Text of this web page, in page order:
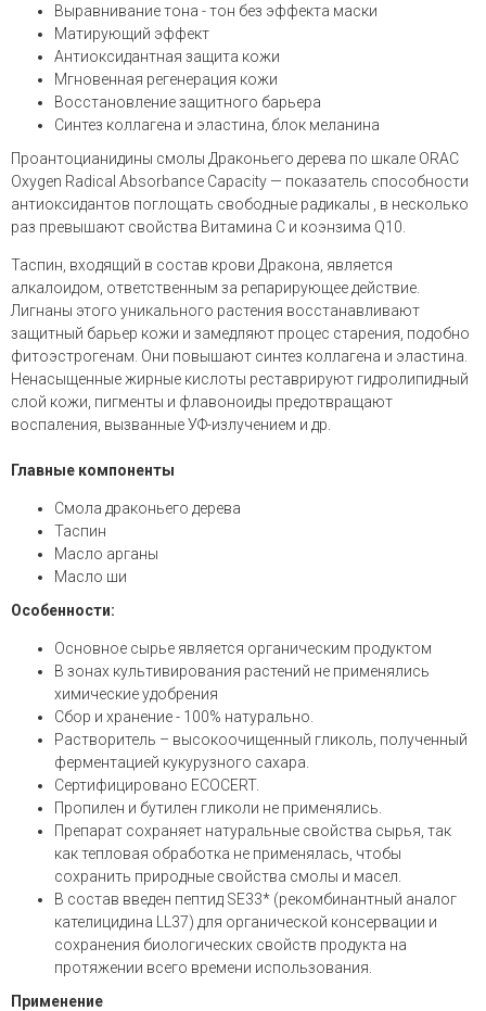
Выравнивание тона - тон без эффекта маски
Матирующий эффект
Антиоксидантная защита кожи
Мгновенная регенерация кожи
Восстановление защитного барьера
Синтез коллагена и эластина, блок меланина
Проантоцианидины смолы Драконьего дерева по шкале ORAC
Oxygen Radical Absorbance Capacity — показатель способности
антиоксидантов поглощать свободные радикалы , в несколько
раз превышают свойства Витамина С и коэнзима Q10.
Таспин, входящий в состав крови Дракона, является
алкалоидом, ответственным за репарирующее действие.
Лигнаны этого уникального растения восстанавливают
защитный барьер кожи и замедляют процес старения, подобно
фитоэстрогенам. Они повышают синтез коллагена и эластина.
Ненасыщенные жирные кислоты реставрируют гидролипидный
слой кожи, пигменты и флавоноиды предотвращают
воспаления, вызванные УФ-излучением и др.
Главные компоненты
Смола драконьего дерева
Таспин
Масло арганы
Масло ши
Особенности:
Основное сырье является органическим продуктом
В зонах культивирования растений не применялись
химические удобрения
Сбор и хранение - 100% натурально.
Растворитель – высокоочищенный гликоль, полученный
ферментацией кукурузного сахара.
Сертифицировано ECOCERT.
Пропилен и бутилен гликоли не применялись.
Препарат сохраняет натуральные свойства сырья, так
как тепловая обработка не применялась, чтобы
сохранить природные свойства смолы и масел.
В состав введен пептид SE33* (рекомбинантный аналог
кателицидина LL37) для органической консервации и
сохранения биологических свойств продукта на
протяжении всего времени использования.
Применение